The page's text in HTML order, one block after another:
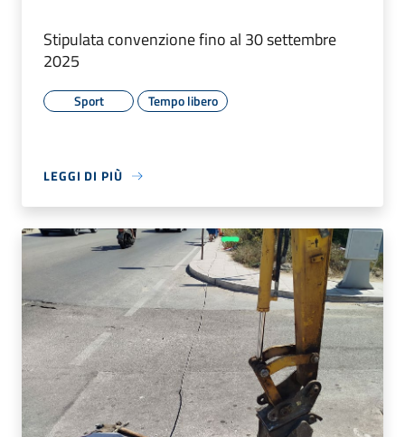
Stipulata convenzione fino al 30 settembre
2025
Sport Tempo libero
LEGGI DI PIÙ